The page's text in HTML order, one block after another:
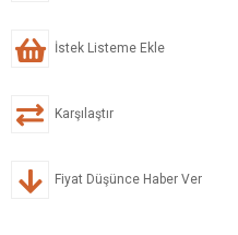
İstek Listeme Ekle
Karşılaştır
Fiyat Düşünce Haber Ver